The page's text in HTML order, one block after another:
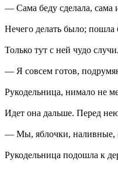
— Сама беду сделала, сама
Нечего делать было; пошла
Только тут с ней чудо
— Я совсем готов,
Рукодельница, нимало не
Идет она дальше. Перед нею
— Мы, яблочки, наливные,
Рукодельница подошла к